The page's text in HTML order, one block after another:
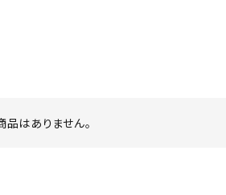
ス・その他異形
はありません。